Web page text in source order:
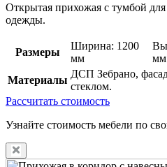
Открытая прихожая с тумбой
одежды.
Размеры
Ширина: 1200
мм
мм
Материалы
ДСП Зебрано,
стеклом.
Рассчитать стоимость
Узнайте стоимость мебели по